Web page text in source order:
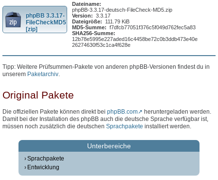
phpBB 3.3.17-
FileCheckMD5
[zip]
Dateiname:
phpBB-3.3.17-deutsch-FileCheck-MD5.zip
Version: 3.3.17
Dateigröße:
111.79 KiB
MD5-Summe: f7dfcb77051f376c5f049d762fec5a83
SHA256-Summe:
12b78e5995e227aded16c4458be72c0b3ddb473e40e
26274630f53c1ca4f628e
Tipp: Weitere Prüfsummen-Pakete von anderen phpBB-Versionen findest du in
unserem Paketarchiv.
Original Pakete
Die offiziellen Pakete können direkt bei phpBB.com
heruntergeladen werden.
Damit bei der Installation des phpBB auch die deutsche Sprache verfügbar ist,
müssen noch zusätzlich die deutschen Sprachpakete installiert werden.
Unterbereiche
Sprachpakete
Entwicklung